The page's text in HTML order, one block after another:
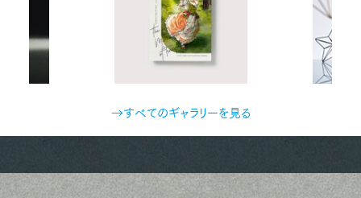
→すべてのギャラリーを見る